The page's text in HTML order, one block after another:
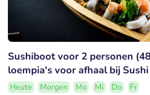
Sushiboot voor 2 personen
loempia's voor afhaal bij
Heute Morgen Mo Mi Do
Fr